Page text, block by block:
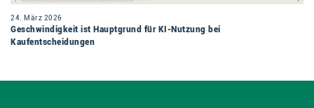
24. März 2026
Geschwindigkeit ist Hauptgrund für KI-Nutzung bei
Kaufentscheidungen